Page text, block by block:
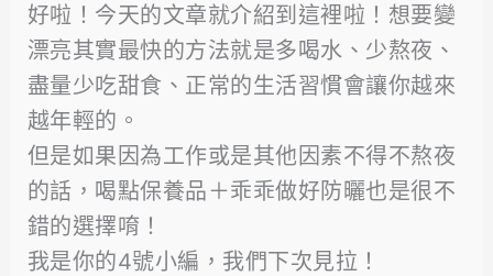
好啦！今天的文章就介紹到這裡啦！想要變
漂亮其實最快的方法就是多喝水、少熬夜、
盡量少吃甜食、正常的生活習慣會讓你越來
越年輕的。
但是如果因為工作或是其他因素不得不熬夜
的話，喝點保養品＋乖乖做好防曬也是很不
錯的選擇唷！
我是你的4號小編，我們下次見拉！